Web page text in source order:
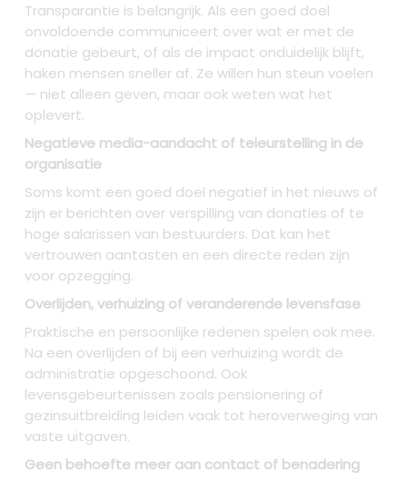
Transparantie is belangrijk. Als een goed doel
onvoldoende communiceert over wat er met de
donatie gebeurt, of als de impact onduidelijk blijft,
haken mensen sneller af. Ze willen hun steun voelen
— niet alleen geven, maar ook weten wat het
oplevert.
Negatieve media-aandacht of teleurstelling in de
organisatie
Soms komt een goed doel negatief in het nieuws of
zijn er berichten over verspilling van donaties of te
hoge salarissen van bestuurders. Dat kan het
vertrouwen aantasten en een directe reden zijn
voor opzegging.
Overlijden, verhuizing of veranderende levensfase
Praktische en persoonlijke redenen spelen ook mee.
Na een overlijden of bij een verhuizing wordt de
administratie opgeschoond. Ook
levensgebeurtenissen zoals pensionering of
gezinsuitbreiding leiden vaak tot heroverweging van
vaste uitgaven.
Geen behoefte meer aan contact of benadering